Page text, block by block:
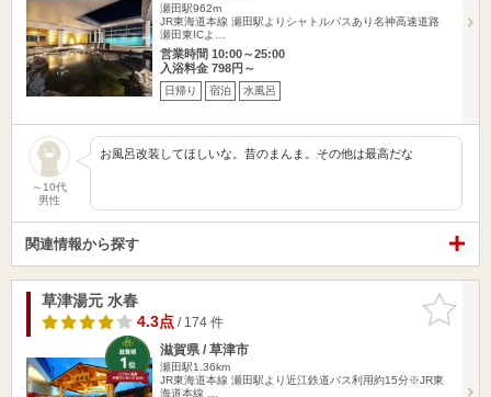
瀬田駅962m
JR東海道本線 瀬田駅よりシャトルバスあり名神高速道路
瀬田東ICよ…
営業時間 10:00～25:00
入浴料金 798円～
日帰り 宿泊 水風呂
～10代
男性
お風呂改装してほしいな。昔のまんま。その他は最高だな
関連情報から探す
お気に入
りに追加
草津湯元 水春
4.3点/ 174 件
滋賀県 / 草津市
瀬田駅1.36km
JR東海道本線 瀬田駅より近江鉄道バス利用約15分※JR東
海道本線 …